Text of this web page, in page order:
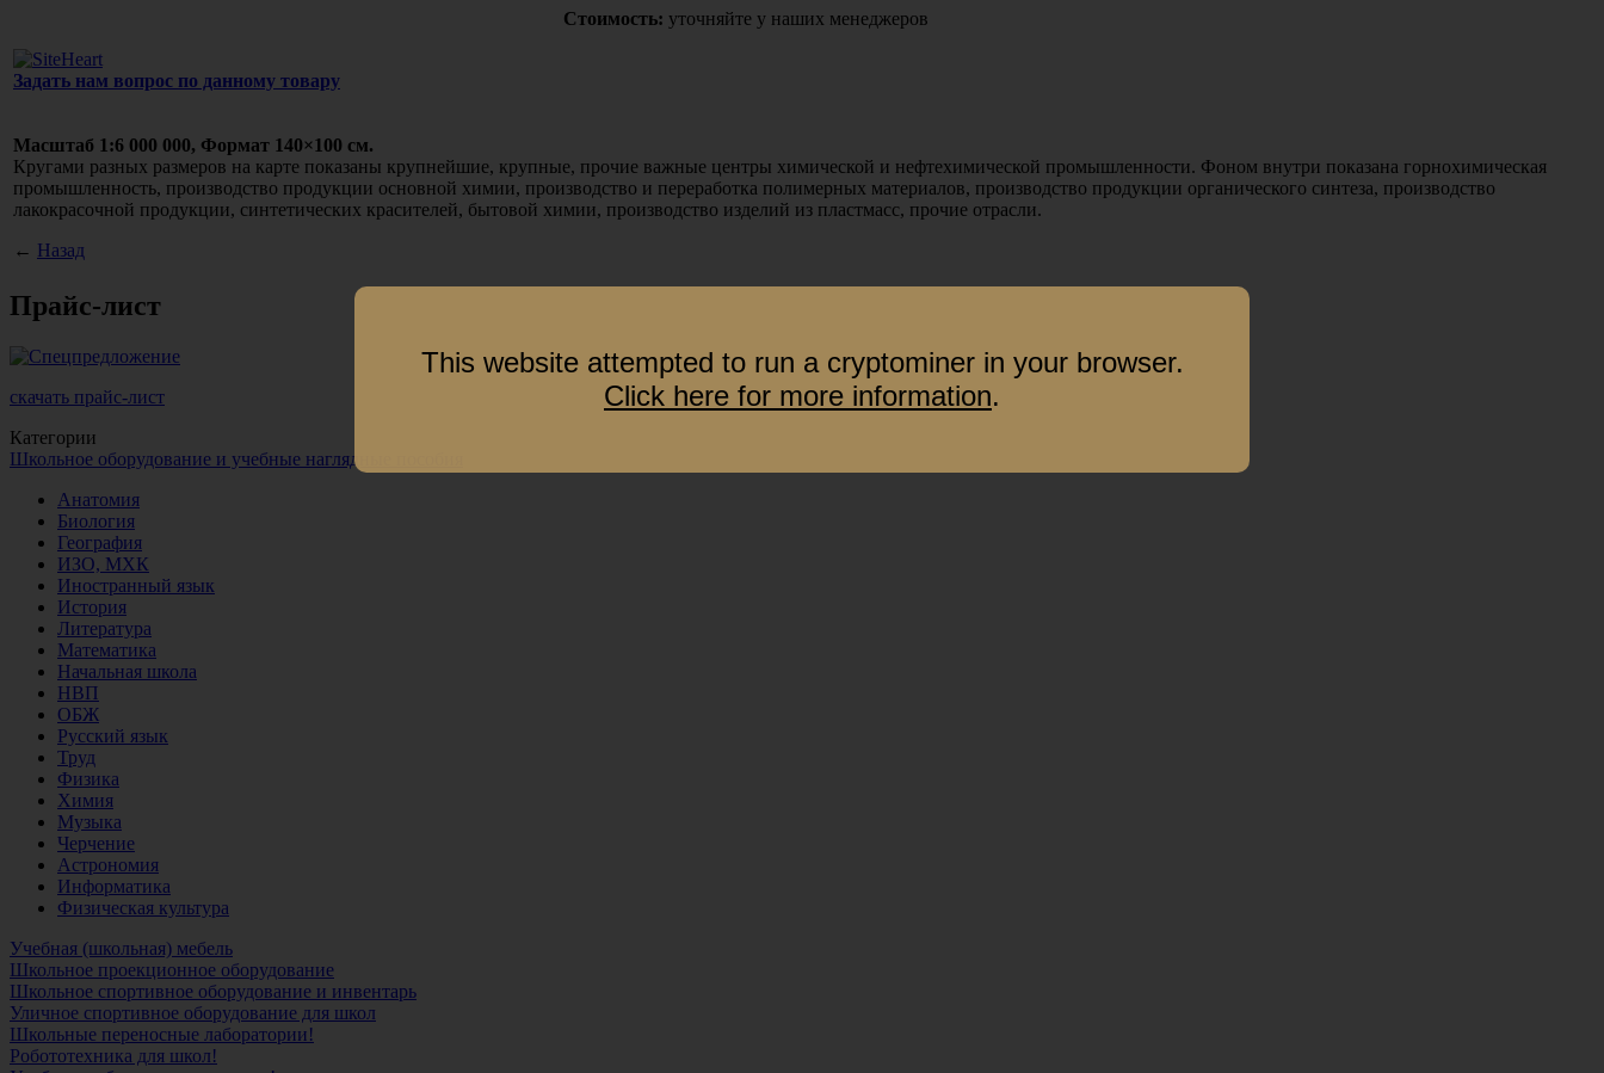
Стоимость: уточняйте у наших менеджеров
Задать нам вопрос по данному товару
Масштаб 1:6 000 000, Формат 140×100 см.
Кругами разных размеров на карте показаны крупнейшие, крупные, прочие важные центры химической и нефтехимической промышленности. Фоном внутри показана горнохимическая
промышленность, производство продукции основной химии, производство и переработка полимерных материалов, производство продукции органического синтеза, производство
лакокрасочной продукции, синтетических красителей, бытовой химии, производство изделий из пластмасс, прочие отрасли.
← Назад
Прайс-лист
скачать прайс-лист
Категории
Школьное оборудование и учебные наглядные пособия
Анатомия
Биология
География
ИЗО, МХК
Иностранный язык
История
Литература
Математика
Начальная школа
НВП
ОБЖ
Русский язык
Труд
Физика
Химия
Музыка
Черчение
Астрономия
Информатика
Физическая культура
Учебная (школьная) мебель
Школьное проекционное оборудование
Школьное спортивное оборудование и инвентарь
Уличное спортивное оборудование для школ
Школьные переносные лаборатории!
Робототехника для школ!
This website attempted to run a cryptominer in your browser.
Click here for more information.